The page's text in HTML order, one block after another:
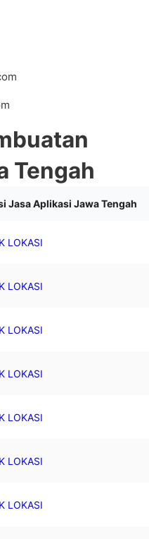
Tengah
Jasa Aplikasi Jawa Tengah
LOKASI
LOKASI
LOKASI
LOKASI
LOKASI
LOKASI
LOKASI